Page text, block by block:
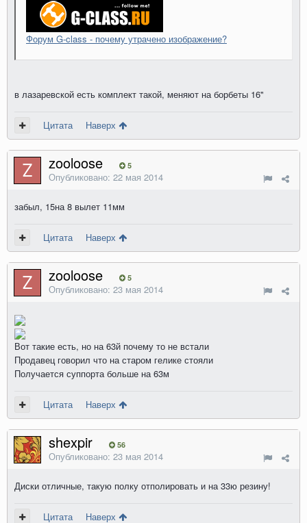
Форум G-class - почему утрачено изображение?
в лазаревской есть комплект такой, меняют на борбеты 16"
Цитата Наверх
zooloose 5
Опубликовано: 22 мая 2014
забыл, 15на 8 вылет 11мм
Цитата Наверх
zooloose 5
Опубликовано: 23 мая 2014
Вот такие есть, но на 63й почему то не встали
Продавец говорил что на старом гелике стояли
Получается суппорта больше на 63м
Цитата Наверх
shexpir 56
Опубликовано: 23 мая 2014
Диски отличные, такую полку отполировать и на 33ю резину!
Цитата Наверх